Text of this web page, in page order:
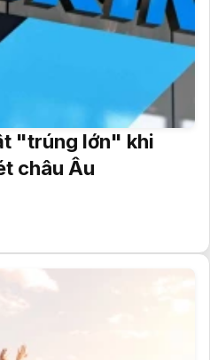
"trúng lớn" khi
châu Âu